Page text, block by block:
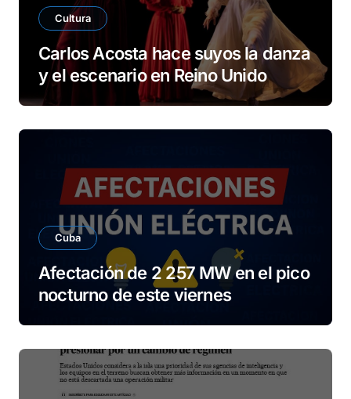
Cultura
Carlos Acosta hace suyos la danza
y el escenario en Reino Unido
Cuba
Afectación de 2 257 MW en el pico
nocturno de este viernes